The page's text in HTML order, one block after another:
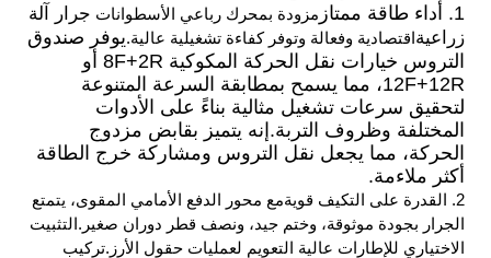
1. أداء طاقة ممتاز مزودة بمحرك رباعي الأسطوانات جرار آلة
زراعية اقتصادية وفعالة وتوفر كفاءة تشغيلية عالية.يوفر صندوق
التروس خيارات نقل الحركة المكوكية 8F+2R أو
12F+12R، مما يسمح بمطابقة السرعة المتنوعة
لتحقيق سرعات تشغيل مثالية بناءً على الأدوات
المختلفة وظروف التربة.إنه يتميز بقابض مزدوج
الحركة، مما يجعل نقل التروس ومشاركة خرج الطاقة
أكثر ملاءمة.
2. القدرة على التكيف قوية
مع محور الدفع الأمامي المقوى، يتمتع
الجرار بجودة موثوقة، وختم جيد، ونصف قطر دوران صغير. التثبيت
الاختياري للإطارات عالية التعويم لعمليات حقول الأرز.تركيب